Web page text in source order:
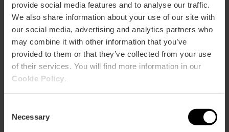
provide social media features and to analyse our traffic.
We also share information about your use of our site with
our social media, advertising and analytics partners who
may combine it with other information that you’ve
provided to them or that they’ve collected from your use
of their services. You will find more information in our
Cookie Policy
Selection
Necessary
Guarda la mappa
Indicazioni